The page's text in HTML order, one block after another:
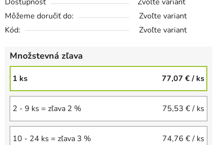
Môžeme doručiť do:
Zvoľte variant
Kód:
Zvoľte variant
Množstevná zľava
1 ks 77,07 €/ ks
2 - 9 ks = zľava 2 % 75,53 €/ ks
10 - 24 ks = zľava 3 % 74,76 €/ ks